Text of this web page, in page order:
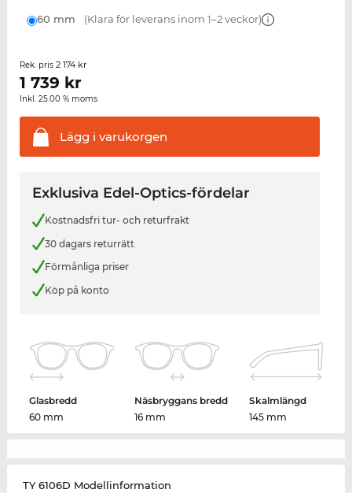
60 mm (Klara för leverans inom 1–2 veckor)
Rek. pris 2 174 kr
1 739 kr
Inkl. 25.00 % moms
Lägg i varukorgen
Exklusiva Edel-Optics-fördelar
Kostnadsfri tur- och returfrakt
30 dagars returrätt
Förmånliga priser
Köp på konto
Glasbredd
60 mm
Näsbryggans bredd
16 mm
Skalmlängd
145 mm
TY 6106D Modellinformation